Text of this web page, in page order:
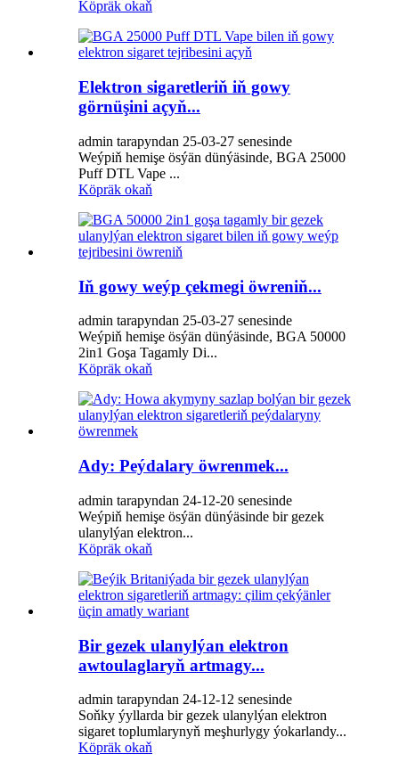
Köpräk okaň
Elektron sigaretleriň iň gowy
görnüşini açyň...
admin tarapyndan 25-03-27 senesinde
Weýpiň hemişe ösýän dünýäsinde, BGA 25000
Puff DTL Vape ...
Köpräk okaň
Iň gowy weýp çekmegi öwreniň...
admin tarapyndan 25-03-27 senesinde
Weýpiň hemişe ösýän dünýäsinde, BGA 50000
2in1 Goşa Tagamly Di...
Köpräk okaň
Ady: Peýdalary öwrenmek...
admin tarapyndan 24-12-20 senesinde
Weýpiň hemişe ösýän dünýäsinde bir gezek
ulanylýan elektron...
Köpräk okaň
Bir gezek ulanylýan elektron
awtoulaglaryň artmagy...
admin tarapyndan 24-12-12 senesinde
Soňky ýyllarda bir gezek ulanylýan elektron
sigaret toplumlarynyň meşhurlygy ýokarlandy...
Köpräk okaň